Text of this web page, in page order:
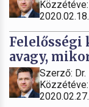
Felelősségi
avagy,
Szerző: